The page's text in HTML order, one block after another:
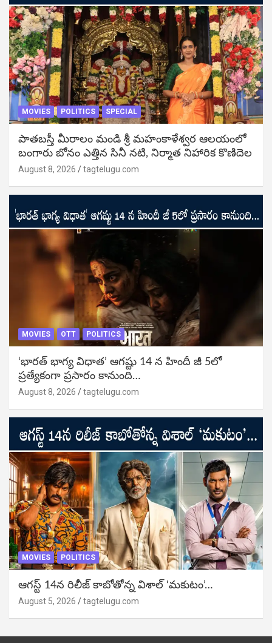
MOVIES POLITICS SPECIAL
పాతబస్తీ మీరాలం మండి శ్రీ మహంకాళేశ్వర ఆలయంలో
బంగారు బోనం ఎత్తిన సినీ నటి, నిర్మాత నిహారిక కొణిదెల
August 8, 2026 tagtelugu.com
MOVIES OTT POLITICS
‘భారత్ భాగ్య విధాత’ ఆగష్టు 14 న హిందీ జీ 5లో
ప్రత్యేకంగా ప్రసారం కానుంది…
August 8, 2026 tagtelugu.com
MOVIES POLITICS
ఆగస్ట్ 14న రిలీజ్ కాబోతోన్న విశాల్ ‘మకుటం’…
August 5, 2026 tagtelugu.com